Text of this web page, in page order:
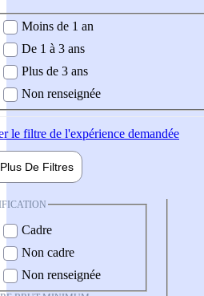
demandée
Moins de 1 an
De 1 à 3 ans
Plus de 3 ans
Non renseignée
le filtre de l'expérience demandée
Plus De Filtres
Cadre
Non cadre
Non renseignée